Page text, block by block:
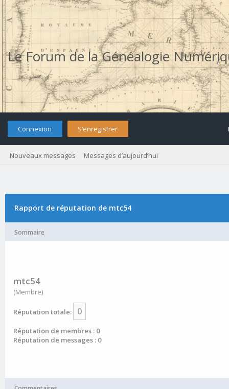
Le Forum de la Généalogie
Connexion S’enregistrer
Nouveaux messages Messages d’aujourd’hui
Rapport de réputation de mtc54
Sommaire
mtc54
(Membre)
Réputation totale: 0
Réputation de membres : 0
Réputation de messages : 0